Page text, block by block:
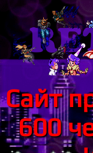
Сайт
600